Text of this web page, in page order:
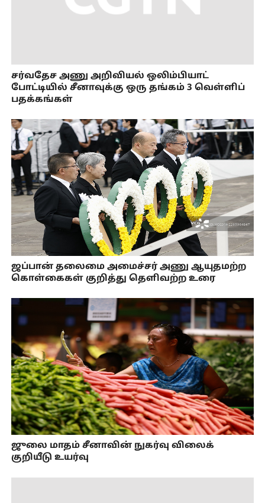
சர்வதேச அணு அறிவியல் ஒலிம்பியாட்
போட்டியில் சீனாவுக்கு ஒரு தங்கம் 3 வெள்ளிப்
பதக்கங்கள்
ஜப்பான் தலைமை அமைச்சர் அணு ஆயுதமற்ற
கொள்கைகள் குறித்து தெளிவற்ற உரை
ஜுலை மாதம் சீனாவின் நுகர்வு விலைக்
குறியீடு உயர்வு